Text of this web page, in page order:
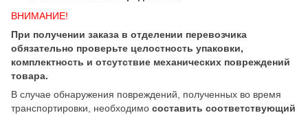
ВНИМАНИЕ!
При получении заказа в отделении перевозчика
обязательно проверьте целостность упаковки,
комплектность и отсутствие механических повреждений
товара.
В случае обнаружения повреждений, полученных во время
транспортировки, необходимо составить соответствующий